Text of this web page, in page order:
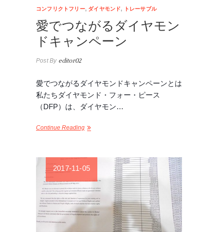
コンフリクトフリー, ダイヤモンド, トレーサブル
愛でつながるダイヤモン
ドキャンペーン
Post Byeditor02
愛でつながるダイヤモンドキャンペーンとは
私たちダイヤモンド・フォー・ピース
（DFP）は、ダイヤモン…
Continue Reading
2017-11-05